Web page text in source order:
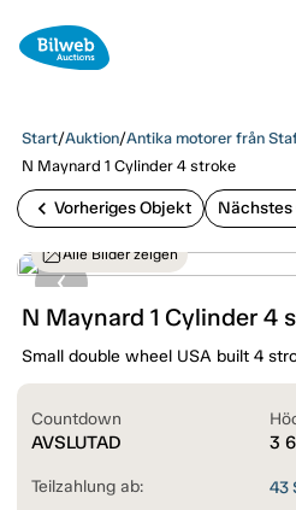
Start/Auktion/Antika motorer från
N Maynard 1 Cylinder 4 stroke
chevron_left Vorheriges Objekt
Alle Bilder zeigen
N Maynard 1 Cylinder 4
Small double wheel USA built 4
Countdown
AVSLUTAD 3
Teilzahlung ab: 43